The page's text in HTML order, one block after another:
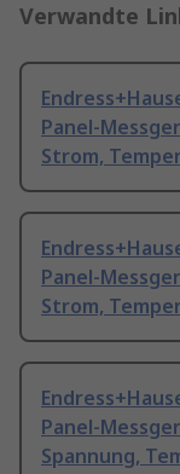
Verwandte
Panel-
Strom,
Panel-
Strom,
Panel-
Spannung,